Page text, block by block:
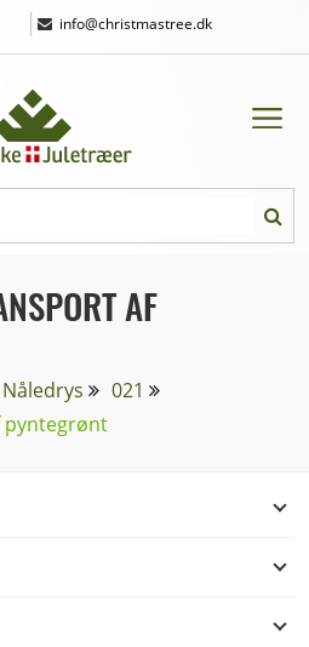
| info@christmastree.dk
AF
Nåledrys
021
pyntegrønt